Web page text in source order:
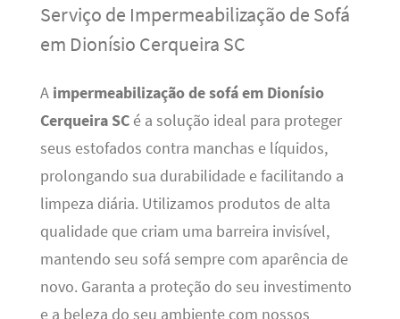
Serviço de Impermeabilização de Sofá
em Dionísio Cerqueira SC
A impermeabilização de sofá em Dionísio
Cerqueira SCé a solução ideal para proteger
seus estofados contra manchas e líquidos,
prolongando sua durabilidade e facilitando a
limpeza diária. Utilizamos produtos de alta
qualidade que criam uma barreira invisível,
mantendo seu sofá sempre com aparência de
novo. Garanta a proteção do seu investimento
e a beleza do seu ambiente com nossos